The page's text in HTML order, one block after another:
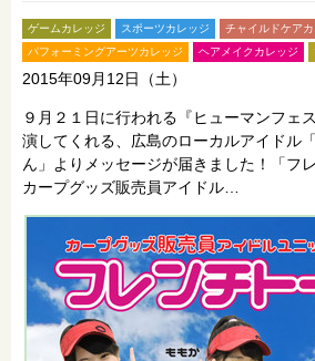
ゲームカレッジ スポーツカレッジ
チャイルドケア
パフォーミングアーツカレッジ
ヘアメイクカレッジ
2015年09月12日（土）
９月２１日に行われる『ヒューマンフェ
演してくれる、広島のローカルアイドル
ん」よりメッセージが届きました！「フ
カープグッズ販売員アイドル…